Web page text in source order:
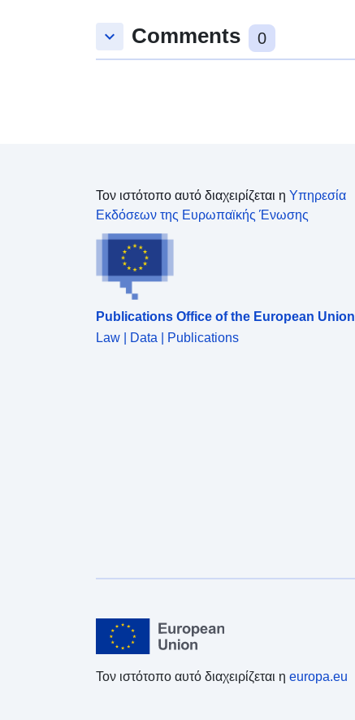
keyboard_arrow_down Comments 0
Τον ιστότοπο αυτό διαχειρίζεται η Υπηρεσία
Εκδόσεων της Ευρωπαϊκής Ένωσης
Publications Office of the European Union
Law | Data | Publications
Τον ιστότοπο αυτό διαχειρίζεται η europa.eu